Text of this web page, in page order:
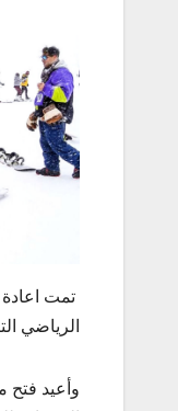
تمت اعادة
الرياضي